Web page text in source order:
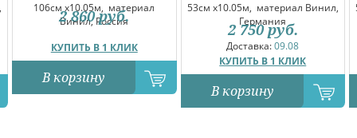
106см x10.05м, материал
Винил, Россия
КУПИТЬ В 1 КЛИК
2 860 руб.
В корзину
53см x10.05м, материал Винил,
Германия
Доставка:09.08
КУПИТЬ В 1 КЛИК
2 750 руб.
В корзину